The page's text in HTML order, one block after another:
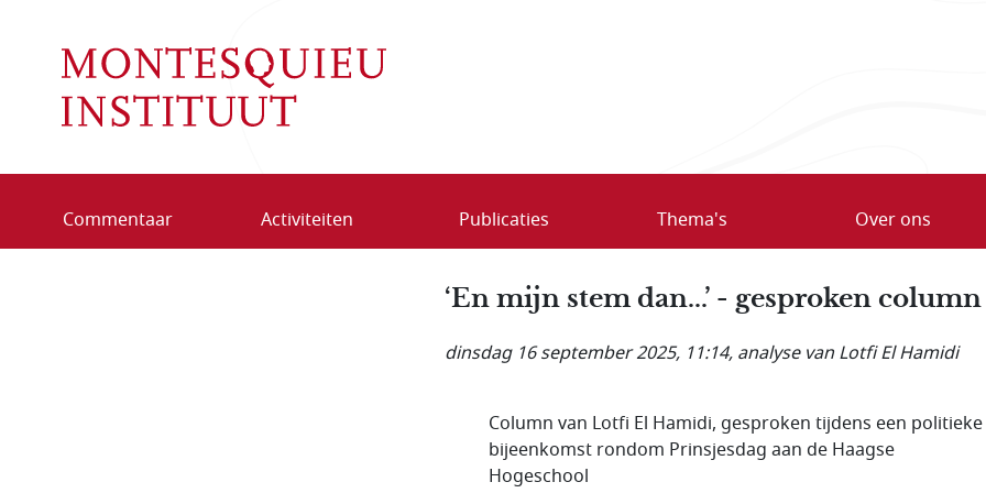
Commentaar Activiteiten Publicaties Thema's Over ons
‘En mijn stem dan...’ - gesproken column
dinsdag 16 september 2025, 11:14, analyse van Lotfi El Hamidi
Column van Lotfi El Hamidi, gesproken tijdens een politieke
bijeenkomst rondom Prinsjesdag aan de Haagse
Hogeschool